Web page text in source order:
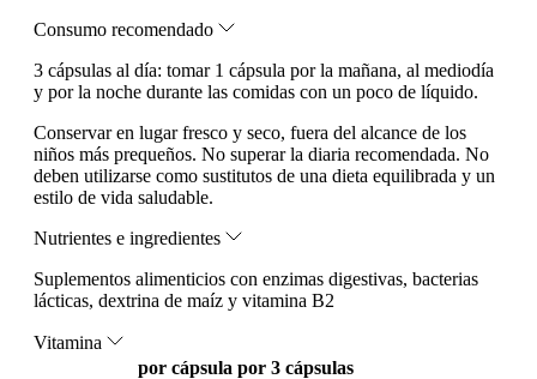
Consumo recomendado
3 cápsulas al día: tomar 1 cápsula por la mañana, al mediodía
y por la noche durante las comidas con un poco de líquido.
Conservar en lugar fresco y seco, fuera del alcance de los
niños más prequeños. No superar la diaria recomendada. No
deben utilizarse como sustitutos de una dieta equilibrada y un
estilo de vida saludable.
Nutrientes e ingredientes
Suplementos alimenticios con enzimas digestivas, bacterias
lácticas, dextrina de maíz y vitamina B2
Vitamina
por cápsula por 3 cápsulas